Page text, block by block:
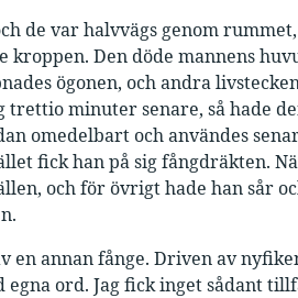
de var halvvägs genom
Den döde mannens
ögonen, och andra
minuter senare, så hade
omedelbart och användes
fick han på sig fångdräkten.
och för övrigt hade han sår
annan fånge. Driven av
ord. Jag fick inget sådant